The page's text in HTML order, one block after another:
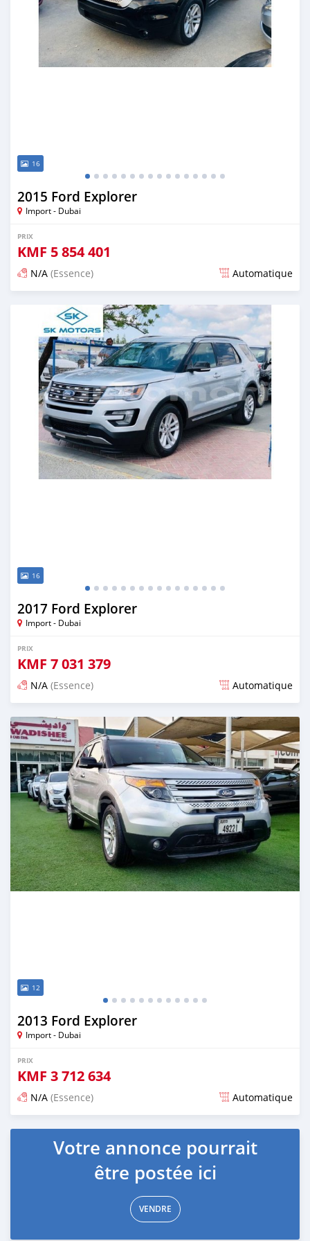
16
2015 Ford Explorer
Import - Dubai
PRIX
KMF 5 854 401
N/A (Essence) Automatique
Publié il y a presque 6 ans
16
2017 Ford Explorer
Import - Dubai
PRIX
KMF 7 031 379
N/A (Essence) Automatique
Publié il y a presque 6 ans
12
2013 Ford Explorer
Import - Dubai
PRIX
KMF 3 712 634
N/A (Essence) Automatique
Publié il y a presque 6 ans
Votre annonce pourrait
être postée ici
VENDRE